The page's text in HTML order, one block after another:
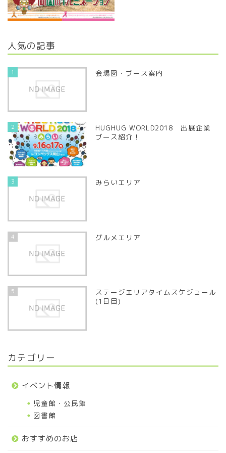
人気の記事
1 会場図・ブース案内
2
HUGHUG WORLD2018 出展企業
ブース紹介！
3 みらいエリア
4 グルメエリア
5
ステージエリアタイムスケジュール
(1日目)
カテゴリー
イベント情報
児童館・公民館
図書館
おすすめのお店